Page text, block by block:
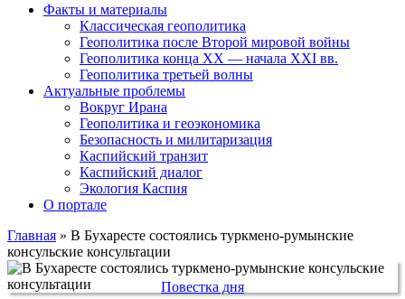
Факты и материалы
Классическая геополитика
Геополитика после Второй мировой войны
Геополитика конца XX — начала XXI вв.
Геополитика третьей волны
Актуальные проблемы
Вокруг Ирана
Геополитика и геоэкономика
Безопасность и милитаризация
Каспийский транзит
Каспийский диалог
Экология Каспия
О портале
Главная » В Бухаресте состоялись туркмено-румынские
консульские консультации
Повестка дня